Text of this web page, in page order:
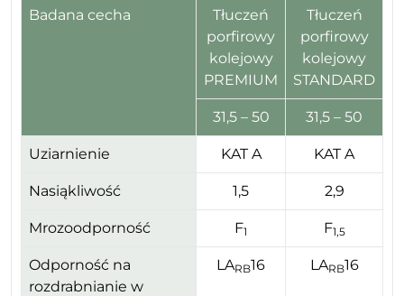
Badana cecha
Tłuczeń
porfirowy
kolejowy
PREMIUM
Tłuczeń
porfirowy
kolejowy
STANDARD
31,5 – 50 31,5 – 50
Uziarnienie KAT A KAT A
Nasiąkliwość 1,5 2,9
Mrozoodporność F1 F1,5
Odporność na
rozdrabnianie w
LARB16 LARB16